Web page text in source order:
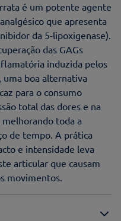
é um potente agente
que apresenta
da 5-lipoxigenase).
das GAGs
induzida pelos
uma boa alternativa
para o consumo
total das dores e na
toda a
de tempo. A prática
e intensidade leva
articular que causam
movimentos.